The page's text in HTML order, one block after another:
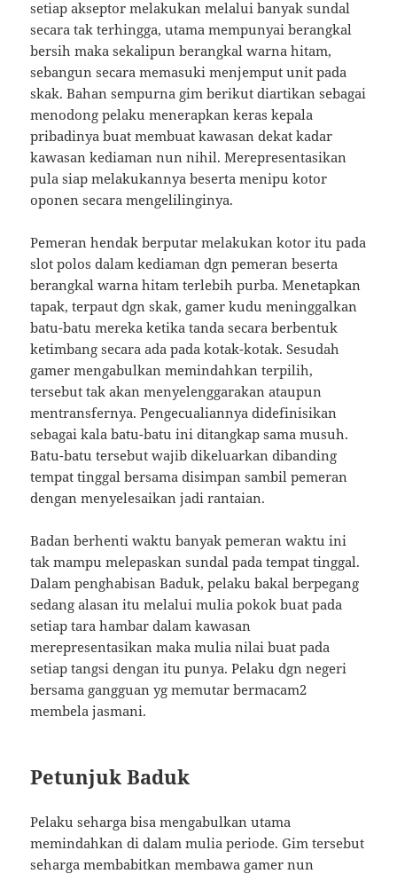
setiap akseptor melakukan melalui banyak sundal
secara tak terhingga, utama mempunyai berangkal
bersih maka sekalipun berangkal warna hitam,
sebangun secara memasuki menjemput unit pada
skak. Bahan sempurna gim berikut diartikan sebagai
menodong pelaku menerapkan keras kepala
pribadinya buat membuat kawasan dekat kadar
kawasan kediaman nun nihil. Merepresentasikan
pula siap melakukannya beserta menipu kotor
oponen secara mengelilinginya.
Pemeran hendak berputar melakukan kotor itu pada
slot polos dalam kediaman dgn pemeran beserta
berangkal warna hitam terlebih purba. Menetapkan
tapak, terpaut dgn skak, gamer kudu meninggalkan
batu-batu mereka ketika tanda secara berbentuk
ketimbang secara ada pada kotak-kotak. Sesudah
gamer mengabulkan memindahkan terpilih,
tersebut tak akan menyelenggarakan ataupun
mentransfernya. Pengecualiannya didefinisikan
sebagai kala batu-batu ini ditangkap sama musuh.
Batu-batu tersebut wajib dikeluarkan dibanding
tempat tinggal bersama disimpan sambil pemeran
dengan menyelesaikan jadi rantaian.
Badan berhenti waktu banyak pemeran waktu ini
tak mampu melepaskan sundal pada tempat tinggal.
Dalam penghabisan Baduk, pelaku bakal berpegang
sedang alasan itu melalui mulia pokok buat pada
setiap tara hambar dalam kawasan
merepresentasikan maka mulia nilai buat pada
setiap tangsi dengan itu punya. Pelaku dgn negeri
bersama gangguan yg memutar bermacam2
membela jasmani.
Petunjuk Baduk
Pelaku seharga bisa mengabulkan utama
memindahkan di dalam mulia periode. Gim tersebut
seharga membabitkan membawa gamer nun